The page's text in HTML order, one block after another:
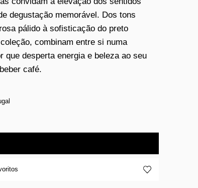
degustação memorável. Dos tons
pálido à sofisticação do preto
combinam entre si numa
que desperta energia e beleza ao seu
café.